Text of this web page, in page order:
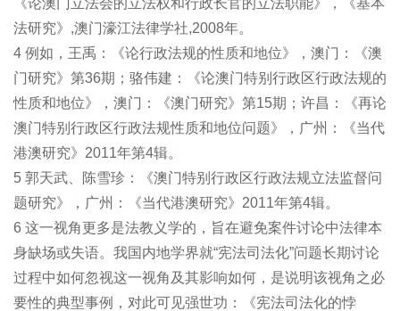
《论澳门立法会的立法权和行政长官的立法职能》，《基本
法研究》,澳门濠江法律学社,2008年。
4 例如，王禹：《论行政法规的性质和地位》，澳门：《澳
门研究》第36期；骆伟建：《论澳门特别行政区行政法规的
性质和地位》，澳门：《澳门研究》第15期；许昌：《再论
澳门特别行政区行政法规性质和地位问题》，广州：《当代
港澳研究》2011年第4辑。
5 郭天武、陈雪珍：《澳门特别行政区行政法规立法监督问
题研究》，广州：《当代港澳研究》2011年第4辑。
6 这一视角更多是法教义学的，旨在避免案件讨论中法律本
身缺场或失语。我国内地学界就“宪法司法化”问题长期讨论
过程中如何忽视这一视角及其影响如何，是说明该视角之必
要性的典型事例，对此可见强世功：《宪法司法化的悖